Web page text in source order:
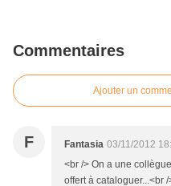
Commentaires
Ajouter un
F Fantasia 03/11/2012
<br /> On a une
offert à cataloguer...<br /